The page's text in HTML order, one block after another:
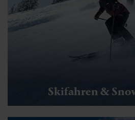
Skifahren &